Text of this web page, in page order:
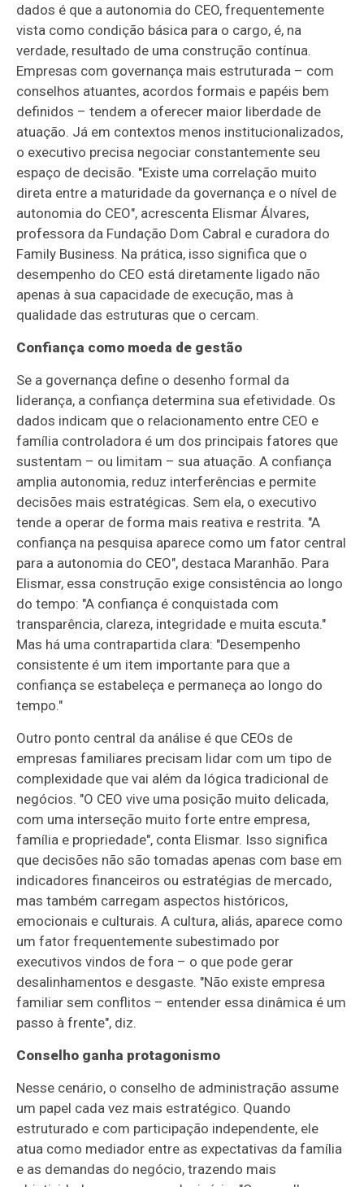
dados é que a autonomia do CEO, frequentemente
vista como condição básica para o cargo, é, na
verdade, resultado de uma construção contínua.
Empresas com governança mais estruturada – com
conselhos atuantes, acordos formais e papéis bem
definidos – tendem a oferecer maior liberdade de
atuação. Já em contextos menos institucionalizados,
o executivo precisa negociar constantemente seu
espaço de decisão. "Existe uma correlação muito
direta entre a maturidade da governança e o nível de
autonomia do CEO", acrescenta Elismar Álvares,
professora da Fundação Dom Cabral e curadora do
Family Business. Na prática, isso significa que o
desempenho do CEO está diretamente ligado não
apenas à sua capacidade de execução, mas à
qualidade das estruturas que o cercam.
Confiança como moeda de gestão
Se a governança define o desenho formal da
liderança, a confiança determina sua efetividade. Os
dados indicam que o relacionamento entre CEO e
família controladora é um dos principais fatores que
sustentam – ou limitam – sua atuação. A confiança
amplia autonomia, reduz interferências e permite
decisões mais estratégicas. Sem ela, o executivo
tende a operar de forma mais reativa e restrita. "A
confiança na pesquisa aparece como um fator central
para a autonomia do CEO", destaca Maranhão. Para
Elismar, essa construção exige consistência ao longo
do tempo: "A confiança é conquistada com
transparência, clareza, integridade e muita escuta."
Mas há uma contrapartida clara: "Desempenho
consistente é um item importante para que a
confiança se estabeleça e permaneça ao longo do
tempo."
Outro ponto central da análise é que CEOs de
empresas familiares precisam lidar com um tipo de
complexidade que vai além da lógica tradicional de
negócios. "O CEO vive uma posição muito delicada,
com uma interseção muito forte entre empresa,
família e propriedade", conta Elismar. Isso significa
que decisões não são tomadas apenas com base em
indicadores financeiros ou estratégias de mercado,
mas também carregam aspectos históricos,
emocionais e culturais. A cultura, aliás, aparece como
um fator frequentemente subestimado por
executivos vindos de fora – o que pode gerar
desalinhamentos e desgaste. "Não existe empresa
familiar sem conflitos – entender essa dinâmica é um
passo à frente", diz.
Conselho ganha protagonismo
Nesse cenário, o conselho de administração assume
um papel cada vez mais estratégico. Quando
estruturado e com participação independente, ele
atua como mediador entre as expectativas da família
e as demandas do negócio, trazendo mais